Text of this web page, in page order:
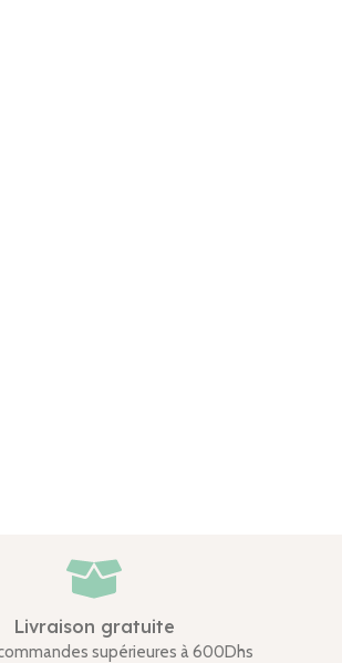
Livraison gratuite
supérieures à 600Dhs